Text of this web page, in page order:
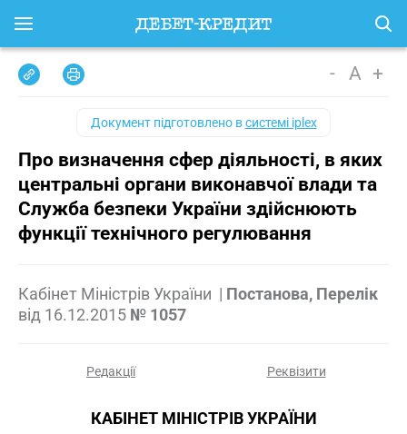
- A +
Документ підготовлено всистемі iplex
Про визначення сфер діяльності, в яких
центральні органи виконавчої влади та
Служба безпеки України здійснюють
функції технічного регулювання
Кабінет Міністрів України | Постанова, Перелік
від 16.12.2015 № 1057
Редакції Реквізити
КАБІНЕТ МІНІСТРІВ УКРАЇНИ